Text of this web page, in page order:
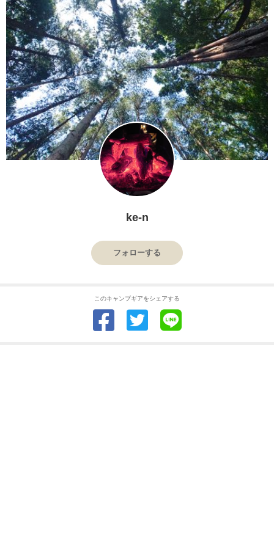
ke-n
フォローする
このキャンプギアをシェアする